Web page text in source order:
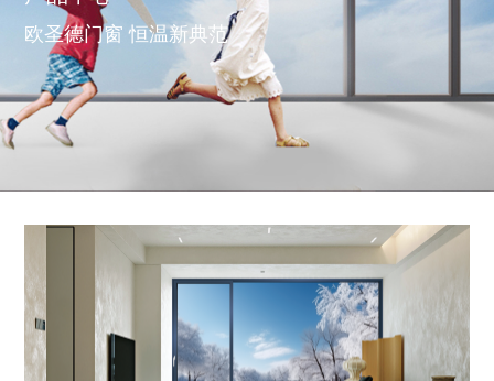
欧圣德门窗 恒温新典范